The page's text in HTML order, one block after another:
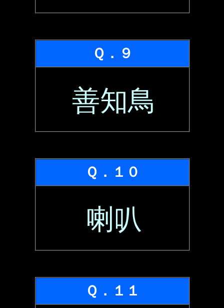
Ｑ．９
善知鳥
Ｑ．１０
喇叭
Ｑ．１１